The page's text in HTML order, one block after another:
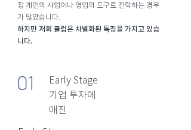
정 개인의 사업이나 영업의 도구로 전락하는 경우
가 많았습니다.
하지만 저희 클럽은 차별화된 특징을 가지고 있습
니다.
01
Early Stage
기업 투자에
매진